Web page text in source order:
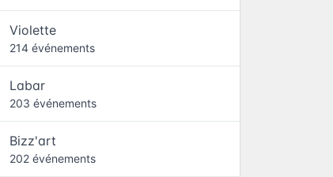
Violette
214 événements
Labar
203 événements
Bizz'art
202 événements